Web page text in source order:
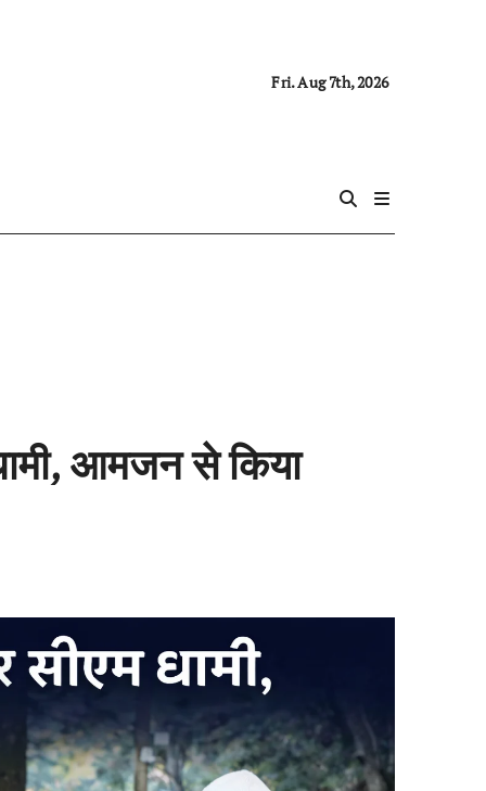
Fri. Aug 7th, 2026
आमजन से किया